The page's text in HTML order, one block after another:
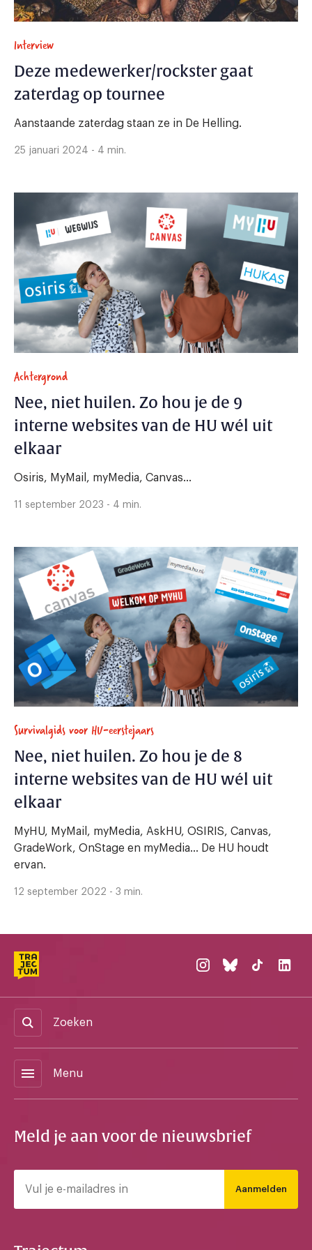
Interview
Deze medewerker/rockster gaat
zaterdag op tournee
Aanstaande zaterdag staan ze in De Helling.
25 januari 2024 - 4 min.
Achtergrond
Nee, niet huilen. Zo hou je de 9
interne websites van de HU wél uit
elkaar
Osiris, MyMail, myMedia, Canvas...
11 september 2023 - 4 min.
Survivalgids voor HU-eerstejaars
Nee, niet huilen. Zo hou je de 8
interne websites van de HU wél uit
elkaar
MyHU, MyMail, myMedia, AskHU, OSIRIS, Canvas,
GradeWork, OnStage en myMedia… De HU houdt
ervan.
12 september 2022 - 3 min.
Zoeken
menu Menu
Meld je aan voor de nieuwsbrief
Aanmelden